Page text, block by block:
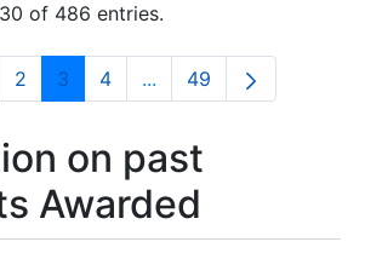
of 486 entries.
Page
2 Page
3 Page
4 ...Intermediate Pages
Page
49
on past
Awarded